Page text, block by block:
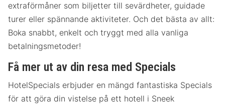
extraförmåner som biljetter till sevärdheter, guidade
turer eller spännande aktiviteter. Och det bästa av allt:
Boka snabbt, enkelt och tryggt med alla vanliga
betalningsmetoder!
Få mer ut av din resa med Specials
HotelSpecials erbjuder en mängd fantastiska Specials
för att göra din vistelse på ett hotell i Sneek